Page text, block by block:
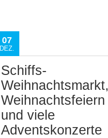
07
DEZ.
Schiffs-
Weihnachtsmarkt,
Weihnachtsfeiern
und viele
Adventskonzerte